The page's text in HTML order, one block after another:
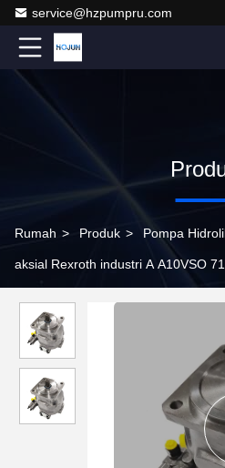
service@hzpumpru.com
Rumah > Produk > Pompa
aksial Rexroth industri A A10VSO